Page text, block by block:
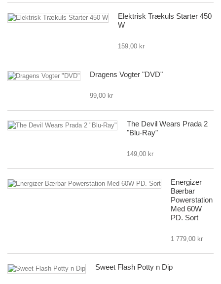
Elektrisk Trækuls Starter 450
W
159,00 kr
Dragens Vogter "DVD"
99,00 kr
The Devil Wears Prada 2
"Blu-Ray"
149,00 kr
Energizer
Bærbar
Powerstation
Med 60W
PD. Sort
1 779,00 kr
Sweet Flash Potty n Dip